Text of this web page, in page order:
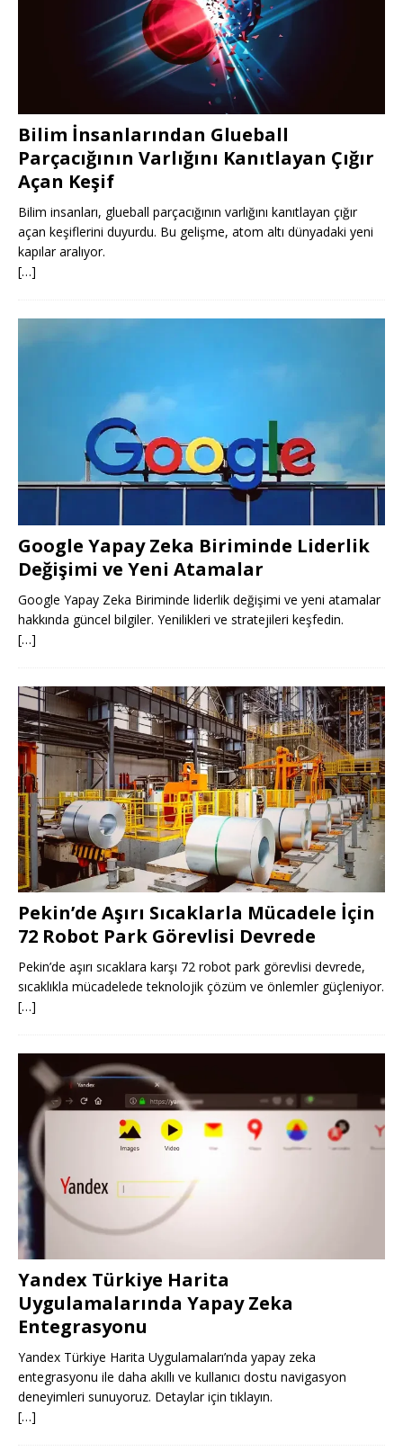
Bilim İnsanlarından Glueball
Parçacığının Varlığını Kanıtlayan Çığır
Açan Keşif
Bilim insanları, glueball parçacığının varlığını kanıtlayan çığır
açan keşiflerini duyurdu. Bu gelişme, atom altı dünyadaki yeni
kapılar aralıyor.
[…]
Google Yapay Zeka Biriminde Liderlik
Değişimi ve Yeni Atamalar
Google Yapay Zeka Biriminde liderlik değişimi ve yeni atamalar
hakkında güncel bilgiler. Yenilikleri ve stratejileri keşfedin.
[…]
Pekin’de Aşırı Sıcaklarla Mücadele İçin
72 Robot Park Görevlisi Devrede
Pekin’de aşırı sıcaklara karşı 72 robot park görevlisi devrede,
sıcaklıkla mücadelede teknolojik çözüm ve önlemler güçleniyor.
[…]
Yandex Türkiye Harita
Uygulamalarında Yapay Zeka
Entegrasyonu
Yandex Türkiye Harita Uygulamaları’nda yapay zeka
entegrasyonu ile daha akıllı ve kullanıcı dostu navigasyon
deneyimleri sunuyoruz. Detaylar için tıklayın.
[…]